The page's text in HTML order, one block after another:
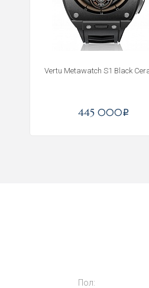
Vertu Metawatch S1 Black
445 000i
Пол: